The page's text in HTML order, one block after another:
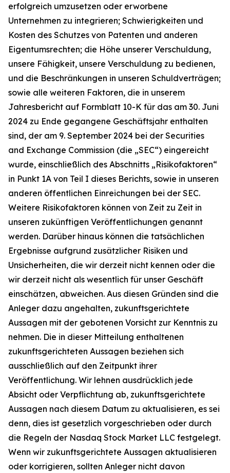
erfolgreich umzusetzen oder erworbene
Unternehmen zu integrieren; Schwierigkeiten und
Kosten des Schutzes von Patenten und anderen
Eigentumsrechten; die Höhe unserer Verschuldung,
unsere Fähigkeit, unsere Verschuldung zu bedienen,
und die Beschränkungen in unseren Schuldverträgen;
sowie alle weiteren Faktoren, die in unserem
Jahresbericht auf Formblatt 10-K für das am 30. Juni
2024 zu Ende gegangene Geschäftsjahr enthalten
sind, der am 9. September 2024 bei der Securities
and Exchange Commission (die „SEC“) eingereicht
wurde, einschließlich des Abschnitts „Risikofaktoren“
in Punkt 1A von Teil I dieses Berichts, sowie in unseren
anderen öffentlichen Einreichungen bei der SEC.
Weitere Risikofaktoren können von Zeit zu Zeit in
unseren zukünftigen Veröffentlichungen genannt
werden. Darüber hinaus können die tatsächlichen
Ergebnisse aufgrund zusätzlicher Risiken und
Unsicherheiten, die wir derzeit nicht kennen oder die
wir derzeit nicht als wesentlich für unser Geschäft
einschätzen, abweichen. Aus diesen Gründen sind die
Anleger dazu angehalten, zukunftsgerichtete
Aussagen mit der gebotenen Vorsicht zur Kenntnis zu
nehmen. Die in dieser Mitteilung enthaltenen
zukunftsgerichteten Aussagen beziehen sich
ausschließlich auf den Zeitpunkt ihrer
Veröffentlichung. Wir lehnen ausdrücklich jede
Absicht oder Verpflichtung ab, zukunftsgerichtete
Aussagen nach diesem Datum zu aktualisieren, es sei
denn, dies ist gesetzlich vorgeschrieben oder durch
die Regeln der Nasdaq Stock Market LLC festgelegt.
Wenn wir zukunftsgerichtete Aussagen aktualisieren
oder korrigieren, sollten Anleger nicht davon